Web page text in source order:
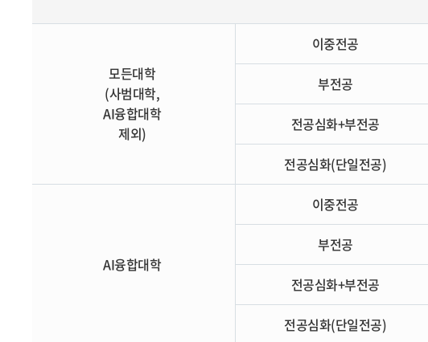
모든대학
(사범대학,
AI융합대학
제외)
이중전공
부전공
전공심화+부전공
전공심화(단일전공)
AI융합대학
이중전공
부전공
전공심화+부전공
전공심화(단일전공)